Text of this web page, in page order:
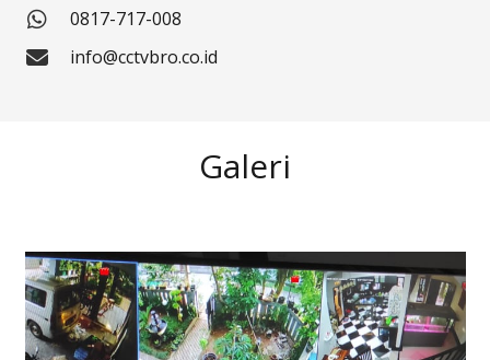
0817-717-008
info@cctvbro.co.id
Galeri